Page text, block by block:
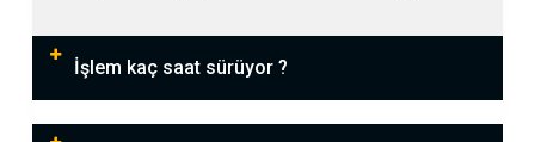
İşlem kaç saat sürüyor ?